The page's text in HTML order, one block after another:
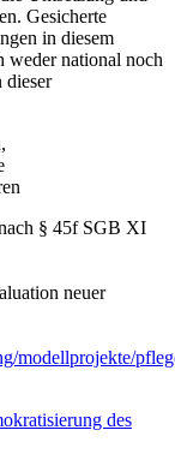
Gesicherte
in diesem
weder national noch
dieser
§ 45f SGB XI
neuer
modellprojekte/
des